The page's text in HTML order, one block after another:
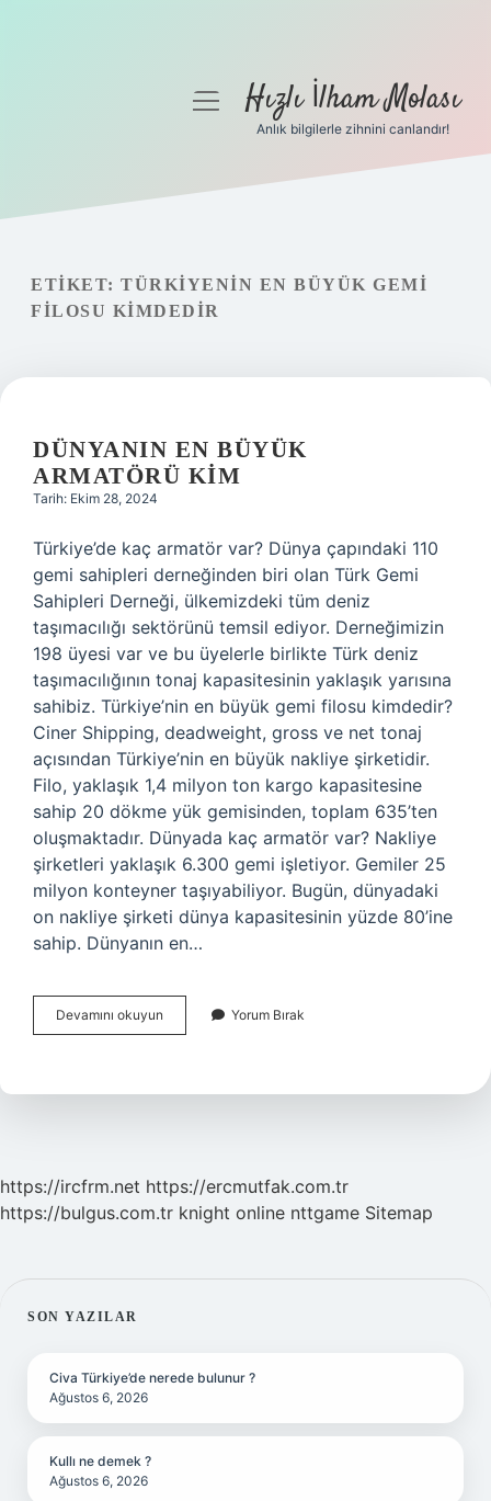
Gizlilik Politikası
Hakkımızda
menüyüHızlı İlham Molası
Anlık bilgilerle zihnini canlandır!
ETIKET: TÜRKIYENIN EN BÜYÜK GEMI
FILOSU KIMDEDIR
DÜNYANIN EN BÜYÜK
ARMATÖRÜ KIM
Tarih: Ekim 28, 2024
Türkiye’de kaç armatör var? Dünya çapındaki 110
gemi sahipleri derneğinden biri olan Türk Gemi
Sahipleri Derneği, ülkemizdeki tüm deniz
taşımacılığı sektörünü temsil ediyor. Derneğimizin
198 üyesi var ve bu üyelerle birlikte Türk deniz
taşımacılığının tonaj kapasitesinin yaklaşık yarısına
sahibiz. Türkiye’nin en büyük gemi filosu kimdedir?
Ciner Shipping, deadweight, gross ve net tonaj
açısından Türkiye’nin en büyük nakliye şirketidir.
Filo, yaklaşık 1,4 milyon ton kargo kapasitesine
sahip 20 dökme yük gemisinden, toplam 635’ten
oluşmaktadır. Dünyada kaç armatör var? Nakliye
şirketleri yaklaşık 6.300 gemi işletiyor. Gemiler 25
milyon konteyner taşıyabiliyor. Bugün, dünyadaki
on nakliye şirketi dünya kapasitesinin yüzde 80’ine
sahip. Dünyanın en…
Devamını okuyun Dünyanın
En
Kim
Yorum Bırak
https://ircfrm.net https://ercmutfak.com.tr
https://bulgus.com.tr knight online nttgame Sitemap
SIDEBAR
SON YAZILAR
Civa Türkiye’de nerede bulunur ?
Ağustos 6, 2026
Kullı ne demek ?
Ağustos 6, 2026